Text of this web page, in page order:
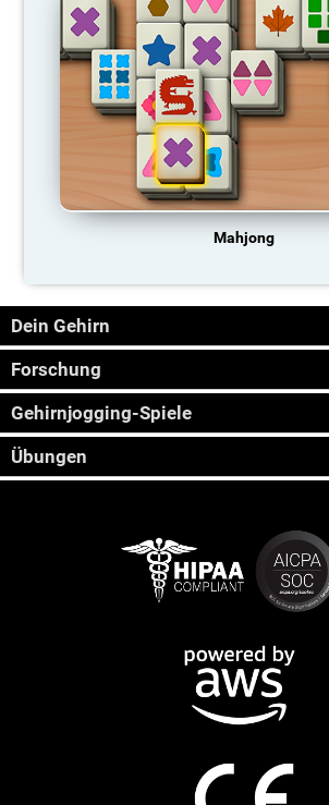
Mahjong
Dein Gehirn
Forschung
Gehirnjogging-Spiele
Übungen